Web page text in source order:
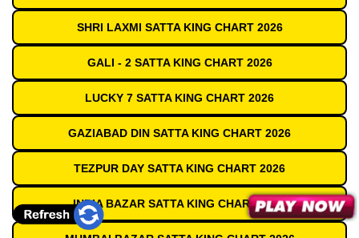
SHRI LAXMI SATTA KING CHART 2026
GALI - 2 SATTA KING CHART 2026
LUCKY 7 SATTA KING CHART 2026
GAZIABAD DIN SATTA KING CHART 2026
TEZPUR DAY SATTA KING CHART 2026
INDIA BAZAR SATTA KING CHART 2026